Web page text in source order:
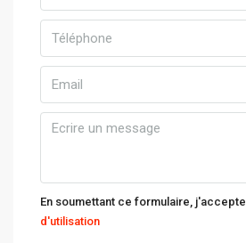
10
Août
En soumettant ce formulaire, j'accepte
d'utilisation